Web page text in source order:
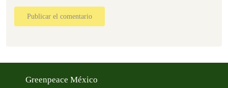
Publicar el comentario
Greenpeace México